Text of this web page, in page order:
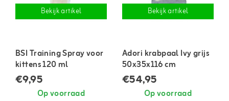
Bekijk artikel
BSI Training Spray voor
kittens 120 ml
€9,95
Op voorraad
Bekijk artikel
Adori krabpaal Ivy grijs
50x35x116 cm
€54,95
Op voorraad